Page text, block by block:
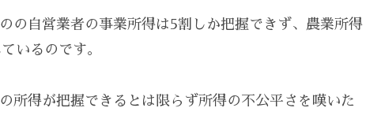
の自営業者の事業所得は5割しか把握できず、農業所得
いるのです。
所得が把握できるとは限らず所得の不公平さを嘆いた